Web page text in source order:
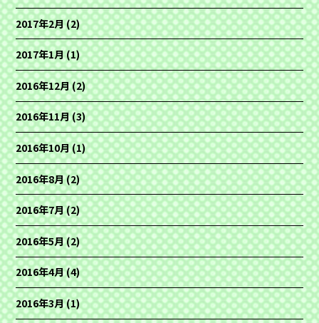
2017年2月(2)
2017年1月(1)
2016年12月(2)
2016年11月(3)
2016年10月(1)
2016年8月(2)
2016年7月(2)
2016年5月(2)
2016年4月(4)
2016年3月(1)